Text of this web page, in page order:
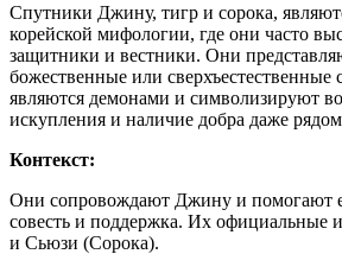
Спутники Джину, тигр и сорока,
корейской мифологии, где они часто
защитники и вестники. Они
божественные или сверхъестественные
являются демонами и символизируют
искупления и наличие добра даже
Контекст:
Они сопровождают Джину и помогают
совесть и поддержка. Их
и Сьюзи (Сорока).